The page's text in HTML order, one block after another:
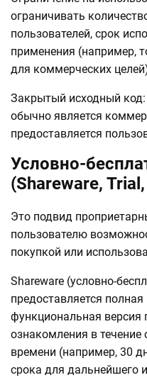
ограничивать
пользователей, срок
применения (например,
для коммерческих
Закрытый исходный
обычно является
предоставляется
Условно-
(Shareware,
Это подвид
пользователю
покупкой или
Shareware (условно-
предоставляется
функциональная
ознакомления в течение
времени (например, 30
срока для дальнейшего